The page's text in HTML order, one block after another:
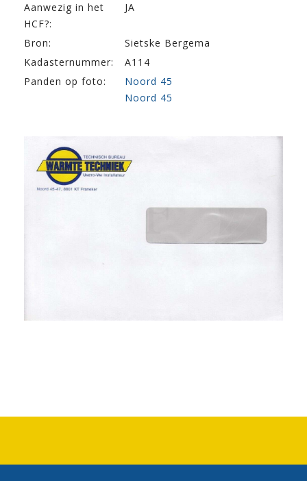
Aanwezig in het
HCF?:
JA
Bron:
Sietske Bergema
Kadasternummer:
A114
Panden op foto:
Noord 45
Noord 45